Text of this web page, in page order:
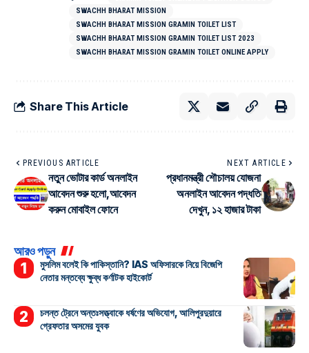
SWACHH BHARAT MISSION
SWACHH BHARAT MISSION GRAMIN TOILET LIST
SWACHH BHARAT MISSION GRAMIN TOILET LIST 2023
SWACHH BHARAT MISSION GRAMIN TOILET ONLINE APPLY
Share This Article
PREVIOUS ARTICLE
নতুন ভোটার কার্ড অনলাইন
আবেদন শুরু হলো,আবেদন
করুন মোবাইল ফোনে
NEXT ARTICLE
প্রধানমন্ত্রী শৌচালয় যোজনা
অনলাইন আবেদন পদ্ধতি
দেখুন, ১২ হাজার টাকা
আরও পড়ুন
মুসলিম বলেই কি পাকিস্তানি? IAS অফিসারকে নিয়ে বিজেপি
নেতার মন্তব্যে ক্ষুব্ধ কর্ণাটক হাইকোর্ট
চলন্ত ট্রেনে অন্তঃসত্ত্বাকে ধর্ষণের অভিযোগ, আলিপুরদুয়ারে
গ্রেফতার অসমের যুবক